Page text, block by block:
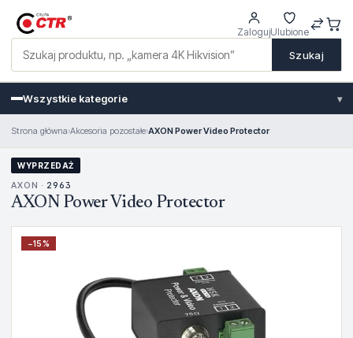
Szukaj
ZalogujUlubione
Wszystkie kategorie ▾
Strona główna›Akcesoria pozostałe›AXON Power Video Protector
WYPRZEDAŻ
AXON · 2963
AXON Power Video Protector
−15%